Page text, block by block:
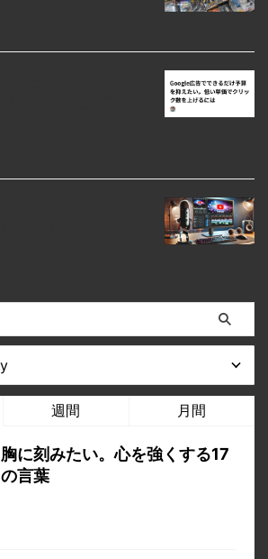
週間 月間
胸に刻みたい。心を強くする17
の言葉